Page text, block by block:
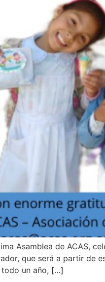
Asamblea de ACAS,
que será a partir de
un año, […]